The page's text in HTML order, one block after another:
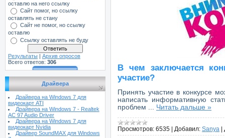
оставлю на него ссылку
Сайт помог, но ссылку
оставлять не стану
Сайт не помог, но ссылку
оставлю
Ссылку оставлять не буду
Результаты | Архив опросов
Всего ответов: 306
Драйвера
Драйвера на Windows 7 для
видеокарт ATI
Драйвера на Windows 7 - Realtek
AC 97 Audio Driver
Драйвера на Windows 7 для
видеокарт Nvidia
Драйвер SoundMAX для Windows
В чем заключается
участие?
Принять участие в конкурсе
написать информативную
проблем ... Читать дальше »
Просмотров: 6535 | Добавил: Sanya |